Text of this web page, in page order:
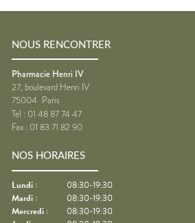
NOUS RENCONTRER
Pharmacie Henri IV
27, boulevard Henri IV
75004 Paris
Tel : 01 48 87 74 47
Fax : 01 83 71 82 90
NOS HORAIRES
Lundi :
08:30-19:30
Mardi :
08:30-19:30
Mercredi :
08:30-19:30